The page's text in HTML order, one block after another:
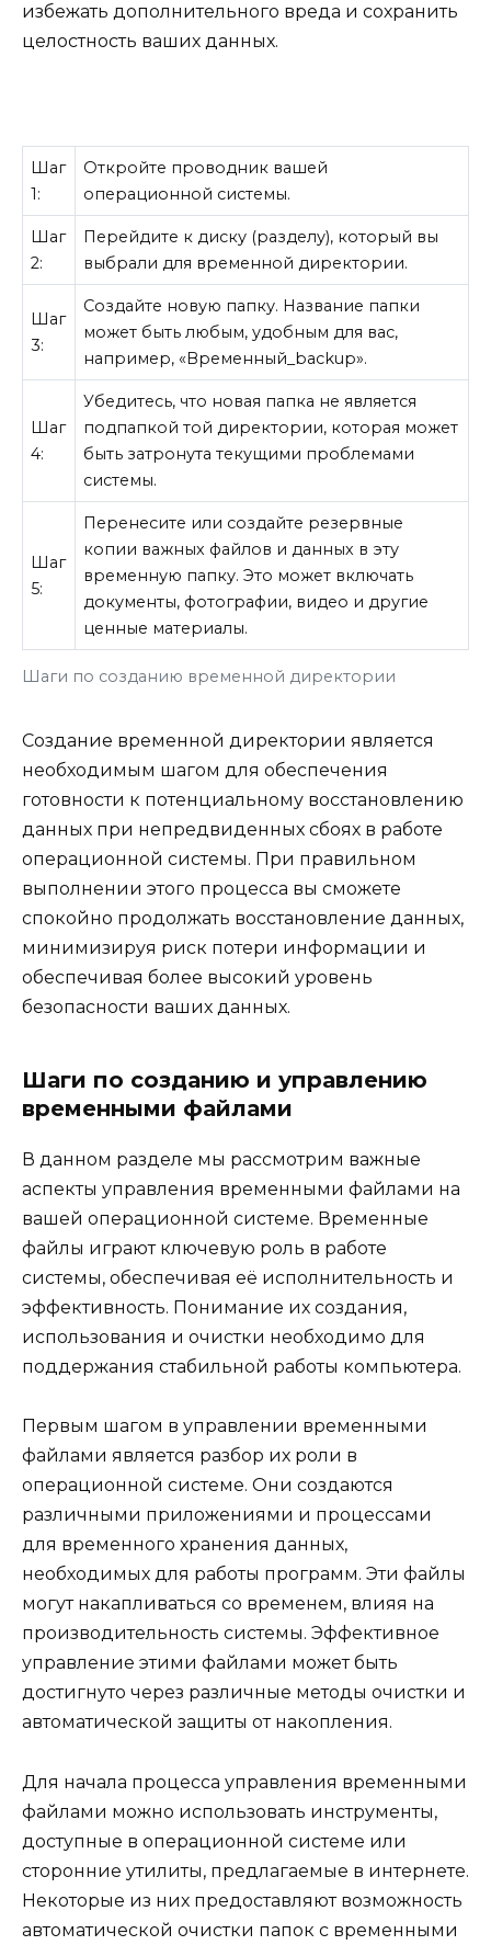
избежать дополнительного вреда и сохранить
целостность ваших данных.
Шаги по созданию временной директории
Шаг
1:
Откройте проводник вашей
операционной системы.
Шаг
2:
Перейдите к диску (разделу), который вы
выбрали для временной директории.
Шаг
3:
Создайте новую папку. Название папки
может быть любым, удобным для вас,
например, «Временный_backup».
Шаг
4:
Убедитесь, что новая папка не является
подпапкой той директории, которая может
быть затронута текущими проблемами
системы.
Шаг
5:
Перенесите или создайте резервные
копии важных файлов и данных в эту
временную папку. Это может включать
документы, фотографии, видео и другие
ценные материалы.
Создание временной директории является
необходимым шагом для обеспечения
готовности к потенциальному восстановлению
данных при непредвиденных сбоях в работе
операционной системы. При правильном
выполнении этого процесса вы сможете
спокойно продолжать восстановление данных,
минимизируя риск потери информации и
обеспечивая более высокий уровень
безопасности ваших данных.
Шаги по созданию и управлению
временными файлами
В данном разделе мы рассмотрим важные
аспекты управления временными файлами на
вашей операционной системе. Временные
файлы играют ключевую роль в работе
системы, обеспечивая её исполнительность и
эффективность. Понимание их создания,
использования и очистки необходимо для
поддержания стабильной работы компьютера.
Первым шагом в управлении временными
файлами является разбор их роли в
операционной системе. Они создаются
различными приложениями и процессами
для временного хранения данных,
необходимых для работы программ. Эти файлы
могут накапливаться со временем, влияя на
производительность системы. Эффективное
управление этими файлами может быть
достигнуто через различные методы очистки и
автоматической защиты от накопления.
Для начала процесса управления временными
файлами можно использовать инструменты,
доступные в операционной системе или
сторонние утилиты, предлагаемые в интернете.
Некоторые из них предоставляют возможность
автоматической очистки папок с временными